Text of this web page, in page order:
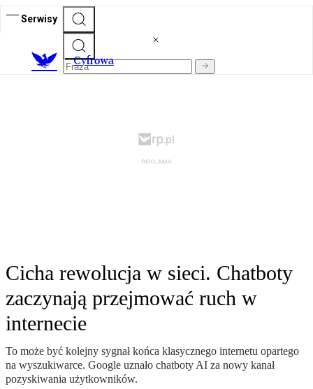
Serwisy
Cyfrowa
Cicha rewolucja w sieci. Chatboty
zaczynają przejmować ruch w
internecie
To może być kolejny sygnał końca klasycznego internetu opartego
na wyszukiwarce. Google uznało chatboty AI za nowy kanał
pozyskiwania użytkowników.